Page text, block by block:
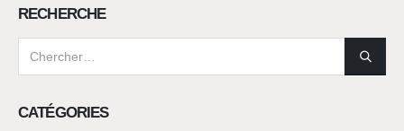
RECHERCHE
CATÉGORIES